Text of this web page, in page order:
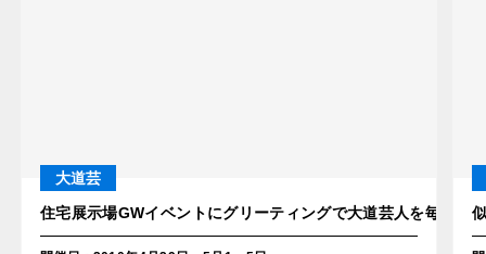
大道芸
住宅展示場GWイベントにグリーティングで大道芸人を毎日派